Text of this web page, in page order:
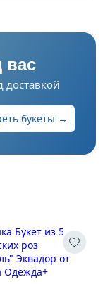
вас
доставкой
букеты →